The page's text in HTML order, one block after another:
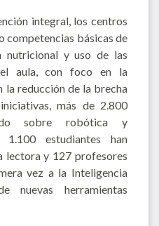
integral, los centros
competencias básicas de
nutricional y uso de las
el aula, con foco en la
la reducción de la brecha
más de 2.800
sobre robótica y
estudiantes han
lectora y 127 profesores
vez a la Inteligencia
nuevas herramientas